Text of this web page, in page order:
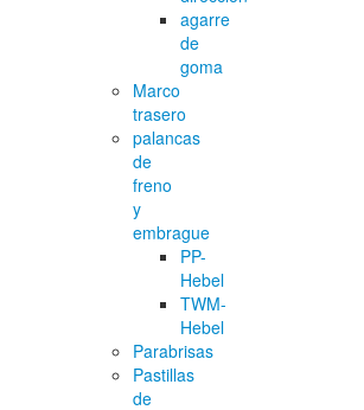
agarre
de
goma
Marco
trasero
palancas
de
freno
y
embrague
PP-
Hebel
TWM-
Hebel
Parabrisas
Pastillas
de